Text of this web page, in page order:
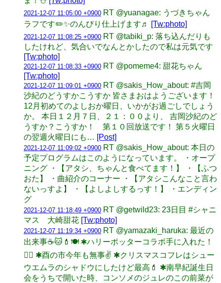
2021-12-07 11:05:00 +0900 RT @yuanagae: うづきちゃん
ラフです✏️✨のんびり仕上げます♬
[Tw:photo]
2021-12-07 11:08:25 +0900 RT @tabiki_p: 落ち込んだりも
したけれど、気合いでなんとかしたので私は元気です
[Tw:photo]
2021-12-07 11:08:33 +0900 RT @pomeme4: 甜花ちゃん
[Tw:photo]
2021-12-07 11:09:01 +0900 RT @sakis_How_about: #吉岡
沙紀のどうすかこうすか 皆さまおはようございます！
12月初めてのよしおか曜日、いかがお過ごしでしょう
か。 本日１２月７日、２１：００より、 吉岡沙紀のど
うすか？こうすか！ 第１０回放送です！ 第５火曜日
の翌週火曜日にも… [Post]
2021-12-07 11:09:02 +0900 RT @sakis_How_about: 本日の
予定プログラムはこのようになっています。 ・オープ
ニング ・【アタシ、ちゃんと食べてます！】 ・【ふつ
おた】 ・曲紹介のコーナー ・【アタシこんなこと言わ
ないっすよ】 ・【よしよしするっす！】 ・エンディン
グ
2021-12-07 11:18:49 +0900 RT @getwild23: 23日目 #シャニ
マス 大崎甜花 [Tw:photo]
2021-12-07 11:19:34 +0900 RT @yamazaki_haruka: 最近の
出来事☕️🐱💄🍽 ✱ハリーポッターコラボ手に入れた！
🧙‍♂️ ✱酉の市今年も無事✌️ ✱クリスマスコフレはシュー
ウエムラのシャドウにしたけど最高💄 ✱南早紀誕生日
会をうちで開いた時、コンソメのジュレのこの前菜が